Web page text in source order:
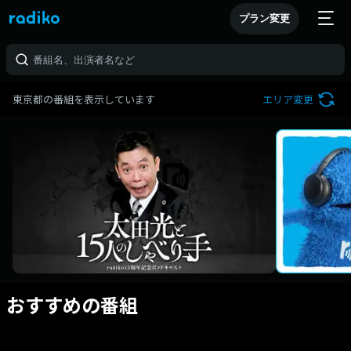
プラン変更
東京都の番組を表示しています エリア変更
おすすめの番組